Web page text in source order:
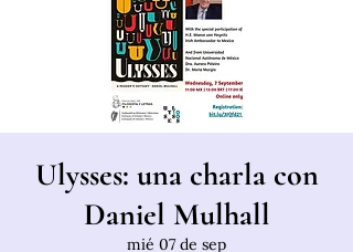
Ulysses: una charla con
Daniel Mulhall
mié 07 de sep